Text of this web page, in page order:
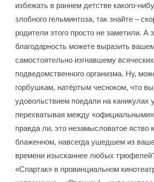
избежать в раннем детстве какого-
злобного гельминтоза, так знайте –
родители этого просто не заметили. А
благодарность можете выразить
самостоятельно изгнавшему
подведомственного организма. Ну,
горбушкам, натёртым чесноком, что
удовольствием поедали на каникулах
перехватывая между
правда ли, это незамысловатое яство
блаженном, навсегда ушедшем из
времени изысканнее любых
«Спартак» в провинциальном